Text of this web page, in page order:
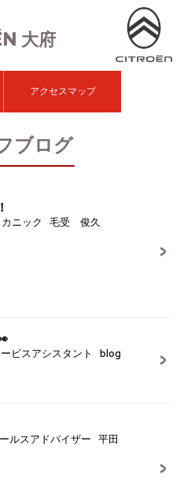
大府
アクセスマップ
ブログ
カニック 毛受 俊久
ビスアシスタント blog
ルスアドバイザー 平田